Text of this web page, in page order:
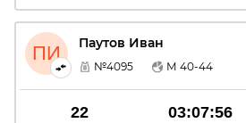
ПИ Паутов Иван
№4095 М 40-44
22 03:07:56